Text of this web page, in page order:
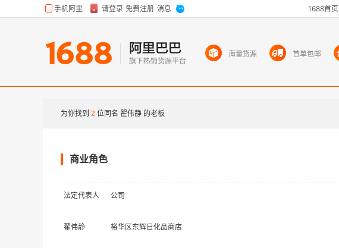
海量货源 首单包邮
为你找到 2 位同名 翟伟静 的老板
商业角色
法定代表人 公司
翟伟静 裕华区东辉日化品商店